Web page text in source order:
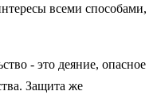
всеми способами,
- это деяние, опасное
Защита же